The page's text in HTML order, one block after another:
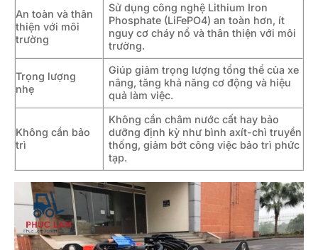
An toàn và thân
thiện với môi
trường
Sử dụng công nghệ Lithium Iron
Phosphate (LiFePO4) an toàn hơn, ít
nguy cơ cháy nổ và thân thiện với môi
trường.
Trọng lượng
nhẹ
Giúp giảm trọng lượng tổng thể của xe
nâng, tăng khả năng cơ động và hiệu
quả làm việc.
Không cần bảo
trì
Không cần châm nước cất hay bảo
dưỡng định kỳ như bình axít-chì truyền
thống, giảm bớt công việc bảo trì phức
tạp.